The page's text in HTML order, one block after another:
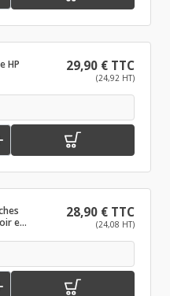
HP
29,90 € TTC
(24,92 HT)
et
28,90 € TTC
(24,08 HT)